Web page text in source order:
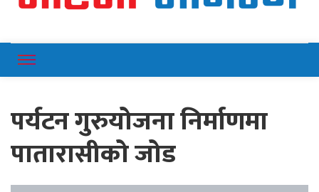
Mahilajagaran
पर्यटन गुरुयोजना निर्माणमा
पातारासीको जोड